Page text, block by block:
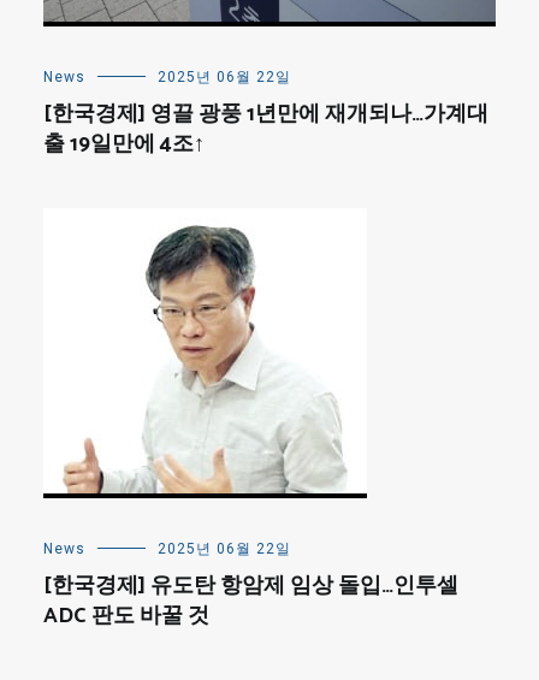
News 2025년 06월 22일
[한국경제] 영끌 광풍 1년만에 재개되나…가계대
출 19일만에 4조↑
News 2025년 06월 22일
[한국경제] 유도탄 항암제 임상 돌입…인투셀
ADC 판도 바꿀 것